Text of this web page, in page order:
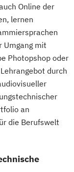
Online der
lernen
Umgang mit
Photopshop oder
durch
an
die Berufswelt